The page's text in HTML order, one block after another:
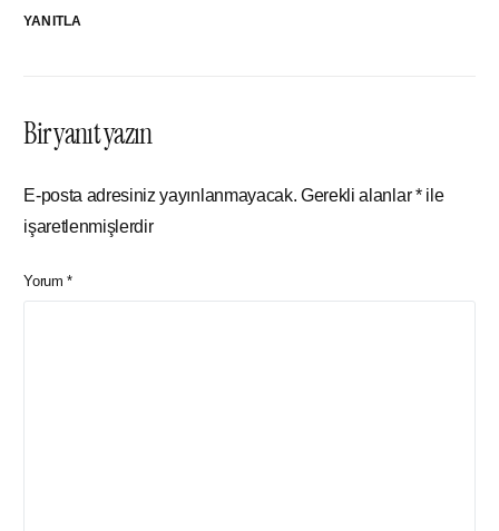
YANITLA
Bir yanıt yazın
E-posta adresiniz yayınlanmayacak. Gerekli alanlar*ile
işaretlenmişlerdir
Yorum*